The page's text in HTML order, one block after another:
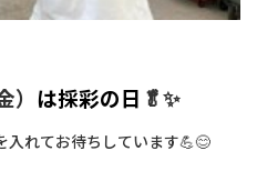
は採彩の日 🥬✨
入れてお待ちしています💪😊